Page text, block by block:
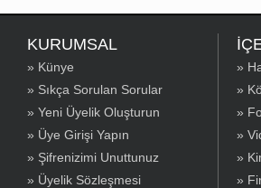
KURUMSAL
» Künye
» Sıkça Sorulan Sorular
» Yeni Üyelik Oluşturun
» Üye Girişi Yapın
» Şifrenizimi Unuttunuz
» Üyelik Sözleşmesi
»
»
»
»
»
»